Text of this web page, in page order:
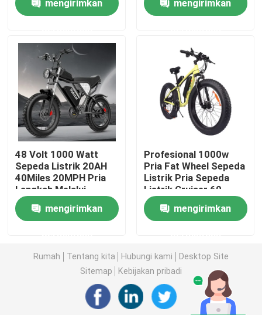
Sepeda Listrik Ban Lemak Lipat
Sepeda Kota Listrik
Ban Lemak Sepeda Gunung Listrik
Sepeda gunung listrik dengan suspensi penuh
Sepeda Gunung Listrik Lipat
Sepeda Listrik Ban Lemak Off Road
Sepeda Listrik Ban Lemak Pria
Sepeda Listrik 20 Inci
mengirimkan
mengirimkan
48 Volt 1000 Watt
Sepeda Listrik 20AH
40Miles 20MPH Pria
Langkah Melalui
Sepeda Listrik
mengirimkan
Profesional 1000w
Pria Fat Wheel Sepeda
Listrik Pria Sepeda
Listrik Cruiser 60-
80km
mengirimkan
Rumah Tentang kita Hubungi kami
Desktop Site
Sitemap
Kebijakan pribadi